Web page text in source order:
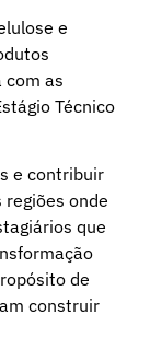
e
com as
Técnico
e contribuir
onde
que
de
construir